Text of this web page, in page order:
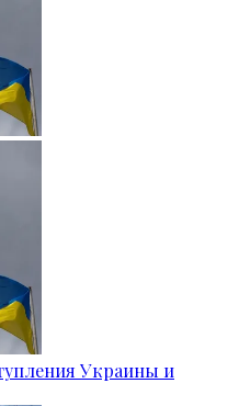
Украины и